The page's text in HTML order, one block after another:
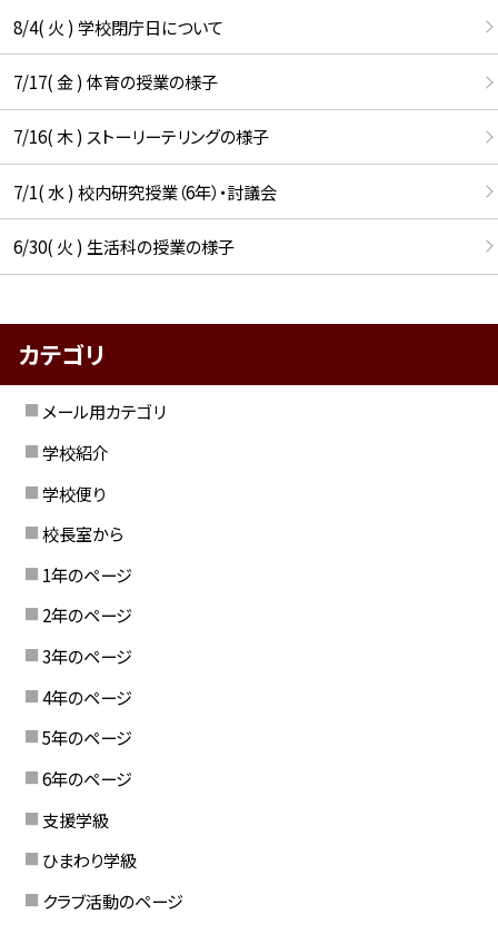
8/4( 火 ) 学校閉庁日について
7/17( 金 ) 体育の授業の様子
7/16( 木 ) ストーリーテリングの様子
7/1( 水 ) 校内研究授業（6年）・討議会
6/30( 火 ) 生活科の授業の様子
カテゴリ
メール用カテゴリ
学校紹介
学校便り
校長室から
1年のページ
2年のページ
3年のページ
4年のページ
5年のページ
6年のページ
支援学級
ひまわり学級
クラブ活動のページ